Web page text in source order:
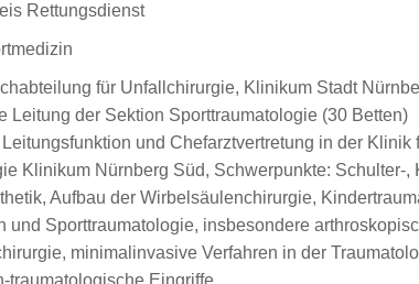
Rettungsdienst
für Unfallchirurgie, Klinikum Stadt
Leitung der Sektion Sporttraumatologie (30 Betten)
und Chefarztvertretung in der Klinik
Klinikum Nürnberg Süd, Schwerpunkte: Schulter-,
Aufbau der Wirbelsäulenchirurgie,
und Sporttraumatologie, insbesondere
minimalinvasive Verfahren in der
traumatologische Eingriffe